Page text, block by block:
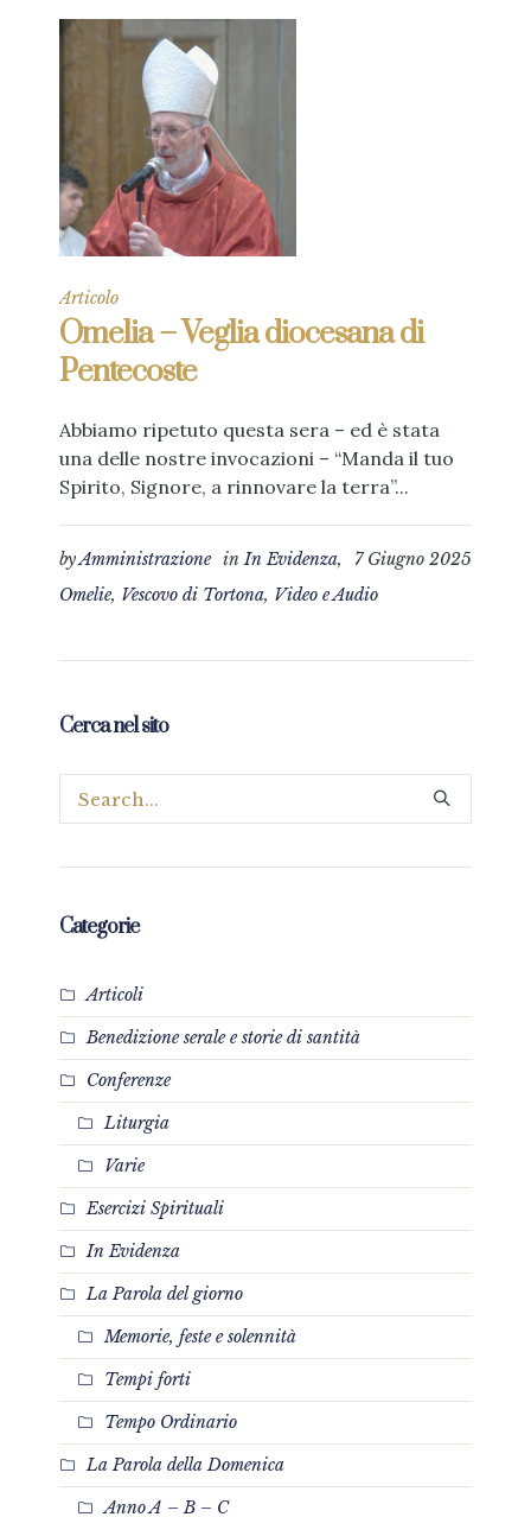
Articolo
Omelia – Veglia diocesana di
Pentecoste
Abbiamo ripetuto questa sera – ed è stata
una delle nostre invocazioni – “Manda il tuo
Spirito, Signore, a rinnovare la terra”...
7 Giugno 2025
byAmministrazione inIn Evidenza,
Omelie, Vescovo di Tortona, Video e Audio
Cerca nel sito
Categorie
Articoli
Benedizione serale e storie di santità
Conferenze
Liturgia
Varie
Esercizi Spirituali
In Evidenza
La Parola del giorno
Memorie, feste e solennità
Tempi forti
Tempo Ordinario
La Parola della Domenica
Anno A – B – C